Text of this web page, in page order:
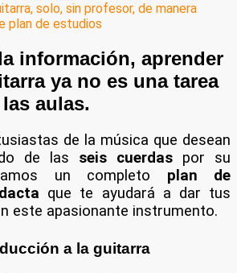
información, aprender
ya no es una tarea
aulas.
de la música que desean
de las seis cuerdas por su
un completo plan de
que te ayudará a dar tus
este apasionante instrumento.
a la guitarra